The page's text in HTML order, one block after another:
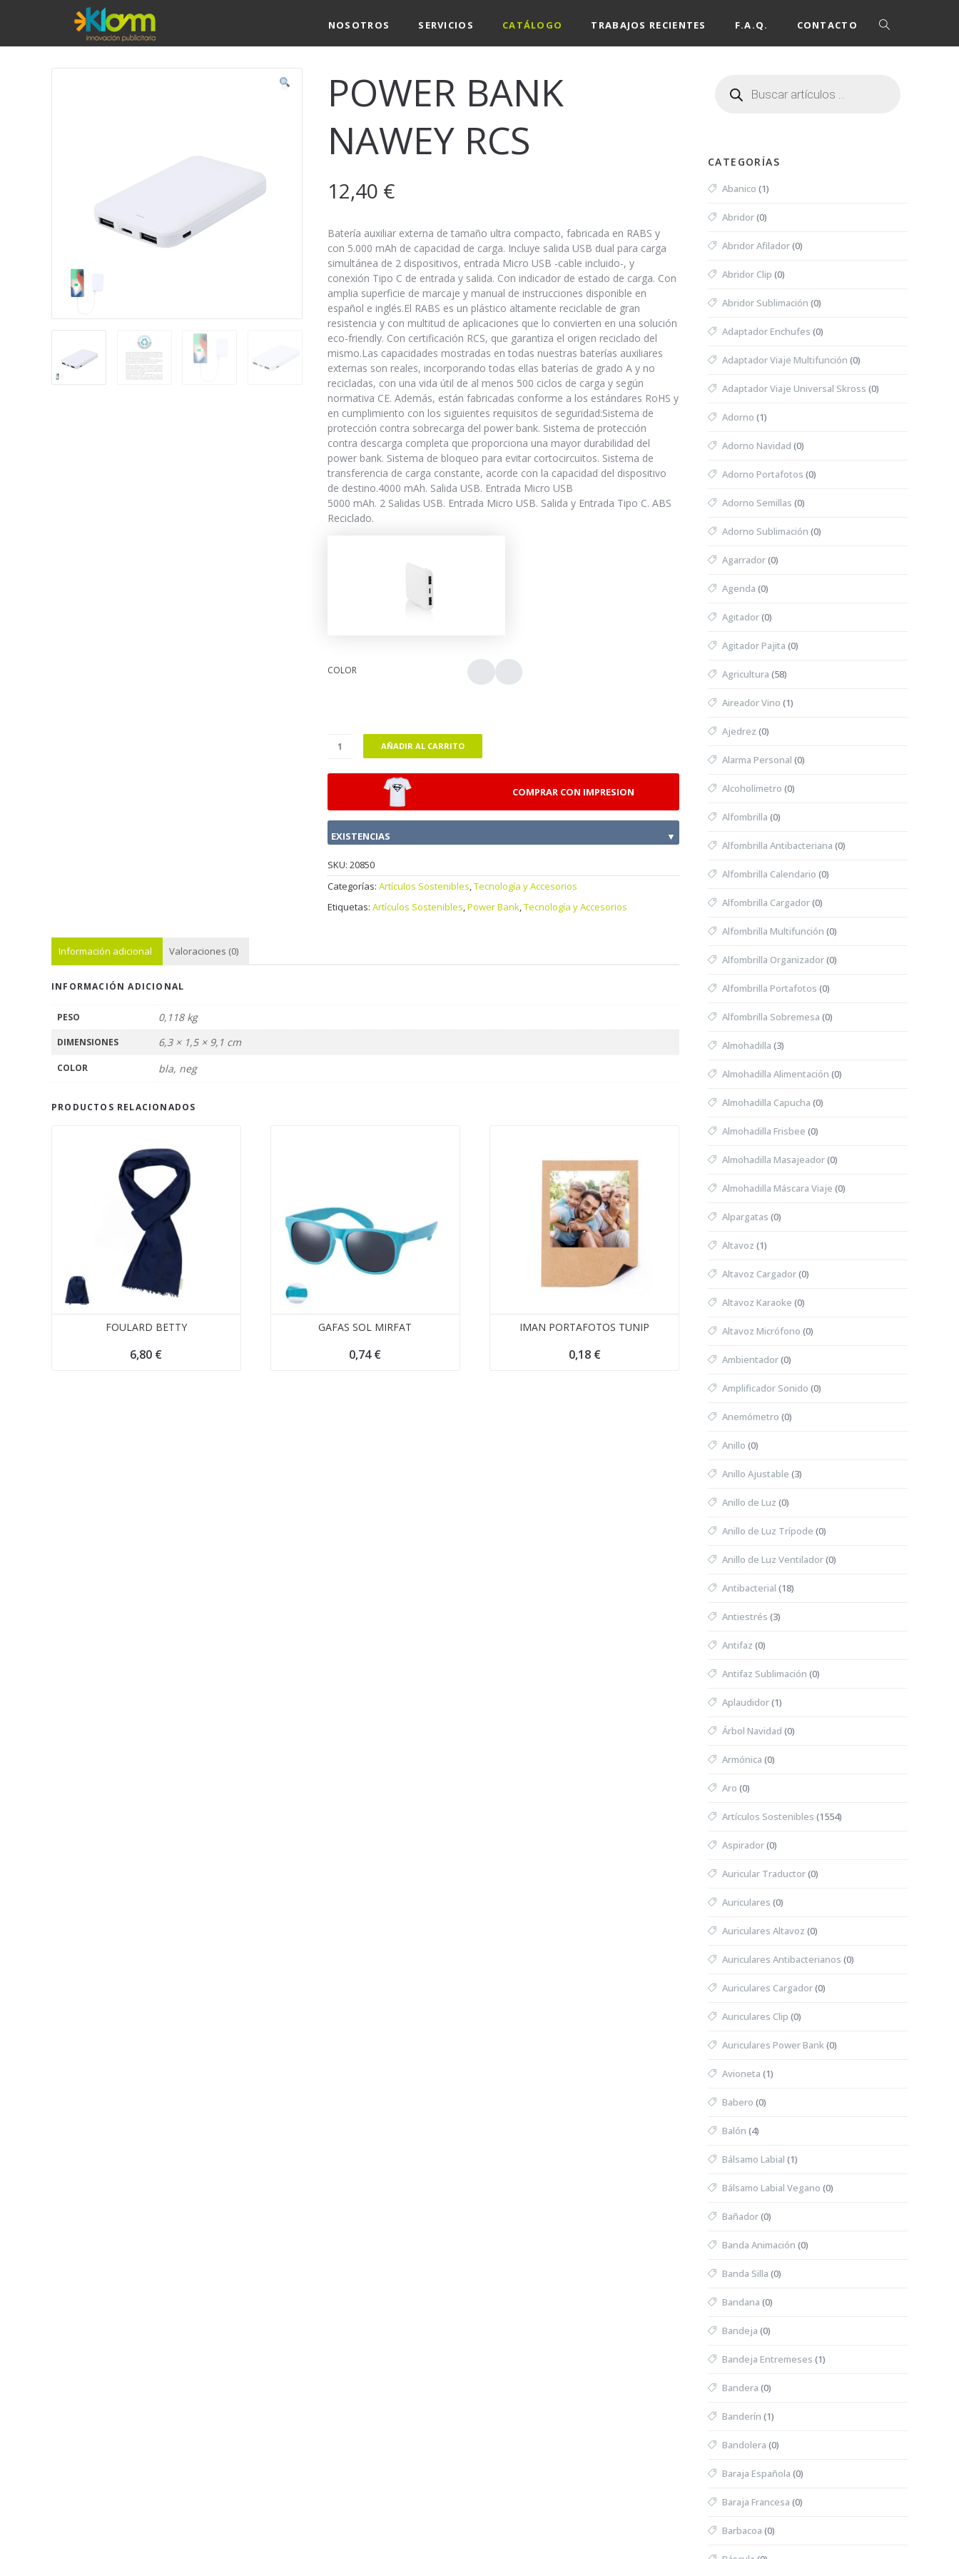
NOSOTROS SERVICIOS CATÁLOGO TRABAJOS RECIENTES F.A.Q. CONTACTO
POWER BANK
NAWEY RCS
12,40 €
Batería auxiliar externa de tamaño ultra compacto, fabricada en RABS y
con 5.000 mAh de capacidad de carga. Incluye salida USB dual para carga
simultánea de 2 dispositivos, entrada Micro USB -cable incluido-, y
conexión Tipo C de entrada y salida. Con indicador de estado de carga. Con
amplia superficie de marcaje y manual de instrucciones disponible en
español e inglés.El RABS es un plástico altamente reciclable de gran
resistencia y con multitud de aplicaciones que lo convierten en una solución
eco-friendly. Con certificación RCS, que garantiza el origen reciclado del
mismo.Las capacidades mostradas en todas nuestras baterías auxiliares
externas son reales, incorporando todas ellas baterías de grado A y no
recicladas, con una vida útil de al menos 500 ciclos de carga y según
normativa CE. Además, están fabricadas conforme a los estándares RoHS y
en cumplimiento con los siguientes requisitos de seguridad:Sistema de
protección contra sobrecarga del power bank. Sistema de protección
contra descarga completa que proporciona una mayor durabilidad del
power bank. Sistema de bloqueo para evitar cortocircuitos. Sistema de
transferencia de carga constante, acorde con la capacidad del dispositivo
de destino.4000 mAh. Salida USB. Entrada Micro USB
5000 mAh. 2 Salidas USB. Entrada Micro USB. Salida y Entrada Tipo C. ABS
Reciclado.
COLOR
AÑADIR AL CARRITO
COMPRAR CON IMPRESION
EXISTENCIAS ▼
SKU:20850
Categorías:Artículos Sostenibles,Tecnología y Accesorios
Etiquetas:Artículos Sostenibles,Power Bank,Tecnología y Accesorios
Información adicional Valoraciones (0)
INFORMACIÓN ADICIONAL
PESO 0,118 kg
DIMENSIONES 6,3 × 1,5 × 9,1 cm
COLOR bla, neg
PRODUCTOS RELACIONADOS
FOULARD BETTY
6,80 €
GAFAS SOL MIRFAT
0,74€
IMAN PORTAFOTOS TUNIP
0,18 €
CATEGORÍAS
Abanico (1)
Abridor(0)
Abridor Afilador(0)
Abridor Clip (0)
Abridor Sublimación (0)
Adaptador Enchufes (0)
Adaptador Viaje Multifunción (0)
Adaptador Viaje Universal Skross (0)
Adorno (1)
Adorno Navidad (0)
Adorno Portafotos (0)
Adorno Semillas (0)
Adorno Sublimación (0)
Agarrador(0)
Agenda (0)
Agitador(0)
Agitador Pajita (0)
Agricultura (58)
Aireador Vino (1)
Ajedrez (0)
Alarma Personal (0)
Alcoholímetro (0)
Alfombrilla (0)
Alfombrilla Antibacteriana (0)
Alfombrilla Calendario (0)
Alfombrilla Cargador(0)
Alfombrilla Multifunción (0)
Alfombrilla Organizador(0)
Alfombrilla Portafotos (0)
Alfombrilla Sobremesa (0)
Almohadilla (3)
Almohadilla Alimentación (0)
Almohadilla Capucha (0)
Almohadilla Frisbee (0)
Almohadilla Masajeador(0)
Almohadilla Máscara Viaje (0)
Alpargatas (0)
Altavoz (1)
Altavoz Cargador(0)
Altavoz Karaoke (0)
Altavoz Micrófono (0)
Ambientador(0)
Amplificador Sonido (0)
Anemómetro (0)
Anillo (0)
Anillo Ajustable (3)
Anillo de Luz (0)
Anillo de Luz Trípode (0)
Anillo de Luz Ventilador(0)
Antibacterial (18)
Antiestrés (3)
Antifaz (0)
Antifaz Sublimación (0)
Aplaudidor(1)
Árbol Navidad (0)
Armónica (0)
Aro (0)
Artículos Sostenibles (1554)
Aspirador(0)
Auricular Traductor(0)
Auriculares (0)
Auriculares Altavoz (0)
Auriculares Antibacterianos (0)
Auriculares Cargador(0)
Auriculares Clip (0)
Auriculares Power Bank(0)
Avioneta (1)
Babero (0)
Balón (4)
Bálsamo Labial (1)
Bálsamo Labial Vegano (0)
Bañador(0)
Banda Animación (0)
Banda Silla (0)
Bandana (0)
Bandeja (0)
Bandeja Entremeses (1)
Bandera (0)
Banderín (1)
Bandolera (0)
Baraja Española (0)
Baraja Francesa (0)
Barbacoa (0)